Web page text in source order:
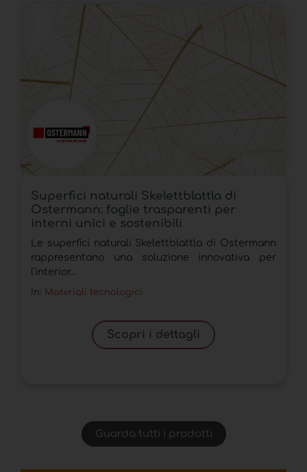
Superfici naturali Skelettblattla di
Ostermann: foglie trasparenti per
interni unici e sostenibili
Le superfici naturali Skelettblattla di Ostermann
rappresentano una soluzione innovativa per
l’interior...
In: Materiali tecnologici
Scopri i dettagli
Guarda tutti i prodotti